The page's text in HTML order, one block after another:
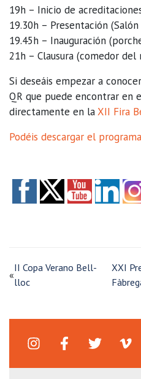
19h – Inicio de
19.30h – Presentación
19.45h – Inauguración
21h – Clausura (comedor del
Si deseáis empezar a
QR que puede encontrar en
directamente en laXII Fira
Podéis descargar el
«
II Copa Verano Bell-
lloc
XXI